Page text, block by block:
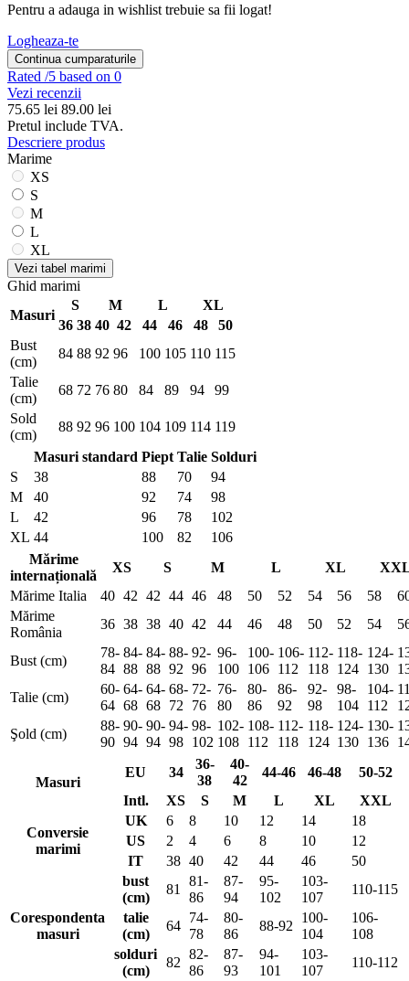
Pentru a adauga in wishlist trebuie sa fii logat!
Logheaza-te
Continua cumparaturile
Rated /5 based on 0
Vezi recenzii
75.65 lei 89.00 lei
Pretul include TVA.
Descriere produs
Marime
XS
S
M
L
XL
Vezi tabel marimi
Ghid marimi
Masuri
S M L
XL
36 38 40 42 44 46 48
50
Bust
(cm)
84 88 92 96 100 105 110 115
Talie
(cm)
68 72 76 80 84 89 94
99
Sold
(cm)
88 92 96 100 104 109 114 119
Masuri standard Piept Talie Solduri
S
38 88 70
94
M
40 92 74
98
L
42 96 78
102
XL 44 100 82
106
Mărime
internațională
XS S M L XL
Mărime Italia
40 42 42 44 46 48 50 52 54 56 58
Mărime
România
36 38 38 40 42 44 46 48 50 52 54
Bust (cm)
78-
84
84-
88
84-
88
88-
92
92-
96
96-
100
100-
106
106-
112
112-
118
118-
124
124-
130
Talie (cm)
60-
64
64-
68
64-
68
68-
72
72-
76
76-
80
80-
86
86-
92
92-
98
98-
104
104-
112
Şold (cm)
88-
90
90-
94
90-
94
94-
98
98-
102
102-
108
108-
112
112-
118
118-
124
124-
130
130-
136
Masuri
EU 34
36-
38
40-
42
44-46 46-48
50-52
Intl.
XS S M L XL XXL
Conversie
marimi
UK 6 8 10 12 14
18
US
2 4 6 8 10
12
IT
38 40 42 44 46 50
Corespondenta
masuri
bust
(cm)
81
81-
86
87-
94
95-
102
103-
107
110-115
talie
(cm)
64
74-
78
80-
86
88-92
100-
104
106-
108
solduri
(cm)
82
82-
86
87-
93
94-
101
103-
107
110-112